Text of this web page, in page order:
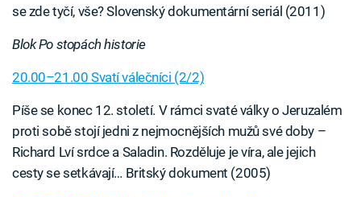
se zde tyčí, vše? Slovenský dokumentární seriál (2011)
Blok Po stopách historie
20.00–21.00 Svatí válečníci (2/2)
Píše se konec 12. století. V rámci svaté války o Jeruzalém
proti sobě stojí jedni z nejmocnějších mužů své doby –
Richard Lví srdce a Saladin. Rozděluje je víra, ale jejich
cesty se setkávají… Britský dokument (2005)